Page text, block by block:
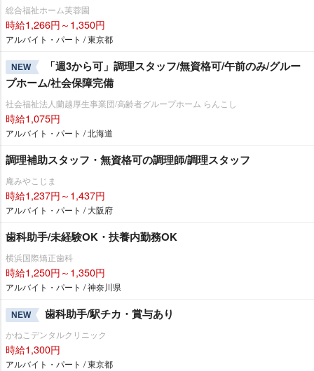
総合福祉ホーム芙蓉園
時給1,266円～1,350円
アルバイト・パート / 東京都
NEW
「週3から可」調理スタッフ/無資格可/午前のみ/グルー
プホーム/社会保障完備
社会福祉法人蘭越厚生事業団/高齢者グループホーム らんこし
時給1,075円
アルバイト・パート / 北海道
調理補助スタッフ・無資格可の調理師/調理スタッフ
庵みやこじま
時給1,237円～1,437円
アルバイト・パート / 大阪府
歯科助手/未経験OK・扶養内勤務OK
横浜国際矯正歯科
時給1,250円～1,350円
アルバイト・パート / 神奈川県
NEW 歯科助手/駅チカ・賞与あり
かねこデンタルクリニック
時給1,300円
アルバイト・パート / 東京都